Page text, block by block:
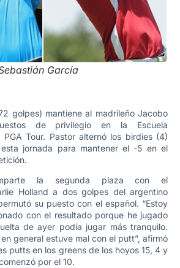
García
golpes) mantiene al madrileño Jacobo
de privilegio en la Escuela
PGA Tour. Pastor alternó los birdies (4)
jornada para mantener el -5 en el
la segunda plaza con el
Holland a dos golpes del argentino
su puesto con el español. “Estoy
con el resultado porque he jugado
de ayer podía jugar más tranquilo.
general estuve mal con el putt”, afirmó
putts en los greens de los hoyos 15, 4 y
por el 10.